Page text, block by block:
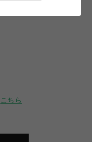
こちら